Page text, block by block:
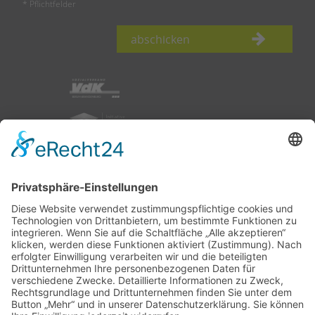
* Pflichtfelder
abschicken